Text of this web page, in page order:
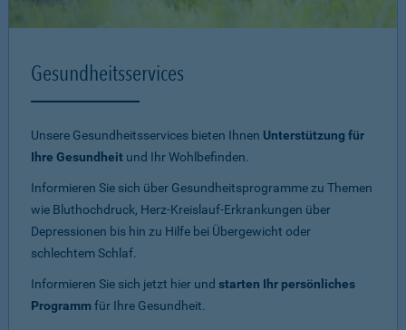
Gesundheitsservices
Unsere Gesundheitsservices bieten Ihnen Unterstützung für
Ihre Gesundheit und Ihr Wohlbefinden.
Informieren Sie sich über Gesundheitsprogramme zu Themen
wie Bluthochdruck, Herz-Kreislauf-Erkrankungen über
Depressionen bis hin zu Hilfe bei Übergewicht oder
schlechtem Schlaf.
Informieren Sie sich jetzt hier und starten Ihr persönliches
Programmfür Ihre Gesundheit.